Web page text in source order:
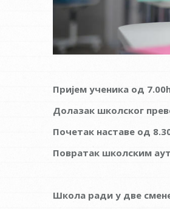
Пријем ученика од 7.00
Долазак школског
Почетак наставе од
Повратак школским
Школа ради у две